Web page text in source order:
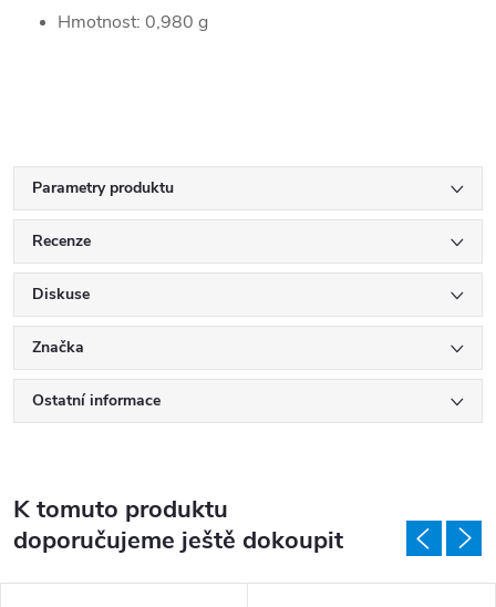
Hmotnost: 0,980 g
Parametry produktu
Recenze
Diskuse
Značka
Ostatní informace
K tomuto produktu
doporučujeme ještě dokoupit